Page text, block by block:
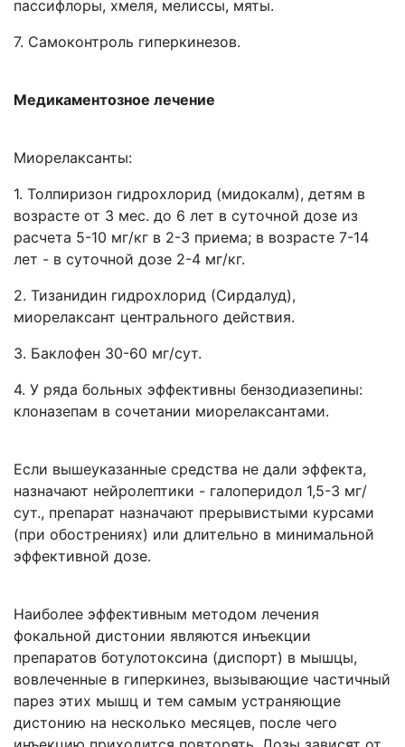
пассифлоры, хмеля, мелиссы, мяты.
7. Самоконтроль гиперкинезов.
Медикаментозное лечение
Миорелаксанты:
1. Толпиризон гидрохлорид (мидокалм), детям в
возрасте от 3 мес. до 6 лет в суточной дозе из
расчета 5-10 мг/кг в 2-3 приема; в возрасте 7-14
лет - в суточной дозе 2-4 мг/кг.
2. Тизанидин гидрохлорид (Сирдалуд),
миорелаксант центрального действия.
3. Баклофен 30-60 мг/сут.
4. У ряда больных эффективны бензодиазепины:
клоназепам в сочетании миорелаксантами.
Если вышеуказанные средства не дали эффекта,
назначают нейролептики - галоперидол 1,5-3 мг/
сут., препарат назначают прерывистыми курсами
(при обострениях) или длительно в минимальной
эффективной дозе.
Наиболее эффективным методом лечения
фокальной дистонии являются инъекции
препаратов ботулотоксина (диспорт) в мышцы,
вовлеченные в гиперкинез, вызывающие частичный
парез этих мышц и тем самым устраняющие
дистонию на несколько месяцев, после чего